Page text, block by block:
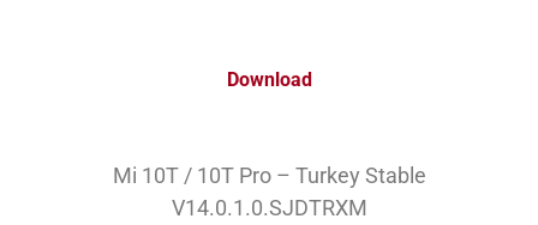
Download
Mi 10T / 10T Pro – Turkey Stable
V14.0.1.0.SJDTRXM